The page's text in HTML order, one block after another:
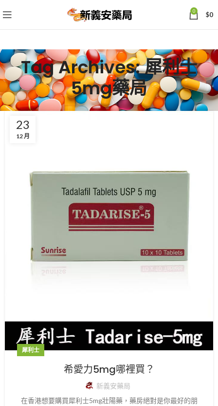
0 $0
Tag Archives: 犀利士
5mg藥局
23
12 月
犀利士
希愛力5mg哪裡買？
新義安藥局
在香港想要購買犀利士5mg壯陽藥，藥房絕對是你最好的朋